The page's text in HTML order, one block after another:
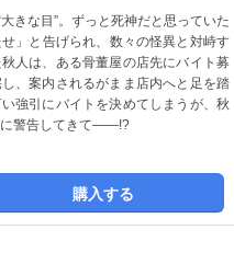
きな目”。ずっと死神だと思っていた
」と告げられ、数々の怪異と対峙す
人は、ある骨董屋の店先にバイト募
、案内されるがまま店内へと足を踏
強引にバイトを決めてしまうが、秋
に警告してきて――!?
購入する